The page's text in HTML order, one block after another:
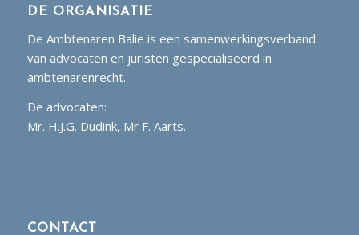
DE ORGANISATIE
De Ambtenaren Balie is een samenwerkingsverband
van advocaten en juristen gespecialiseerd in
ambtenarenrecht.
De advocaten:
Mr. H.J.G. Dudink, Mr F. Aarts.
CONTACT